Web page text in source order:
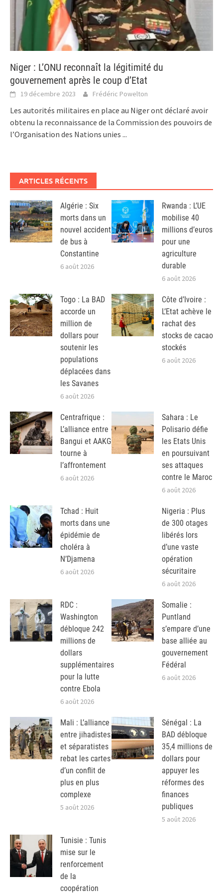
Niger : L’ONU reconnaît la légitimité du
gouvernement après le coup d’Etat
19 décembre 2023 Frédéric Powelton
Les autorités militaires en place au Niger ont déclaré avoir
obtenu la reconnaissance de la Commission des pouvoirs de
l’Organisation des Nations unies ...
ARTICLES RÉCENTS
Algérie : Six
morts dans un
nouvel accident
de bus à
Constantine
6 août 2026
Rwanda : L’UE
mobilise 40
millions d’euros
pour une
agriculture
durable
6 août 2026
Togo : La BAD
accorde un
million de
dollars pour
soutenir les
populations
déplacées dans
les Savanes
6 août 2026
Côte d’Ivoire :
L’Etat achève le
rachat des
stocks de cacao
stockés
6 août 2026
Centrafrique :
L’alliance entre
Bangui et AAKG
tourne à
l’affrontement
6 août 2026
Sahara : Le
Polisario défie
les Etats Unis
en poursuivant
ses attaques
contre le Maroc
6 août 2026
Tchad : Huit
morts dans une
épidémie de
choléra à
N’Djamena
6 août 2026
Nigeria : Plus
de 300 otages
libérés lors
d’une vaste
opération
sécuritaire
6 août 2026
RDC :
Washington
débloque 242
millions de
dollars
supplémentaires
pour la lutte
contre Ebola
6 août 2026
Somalie :
Puntland
s’empare d’une
base alliée au
gouvernement
Fédéral
6 août 2026
Mali : L’alliance
entre jihadistes
et séparatistes
rebat les cartes
d’un conflit de
plus en plus
complexe
5 août 2026
Sénégal : La
BAD débloque
35,4 millions de
dollars pour
appuyer les
réformes des
finances
publiques
5 août 2026
Tunisie : Tunis
mise sur le
renforcement
de la
coopération